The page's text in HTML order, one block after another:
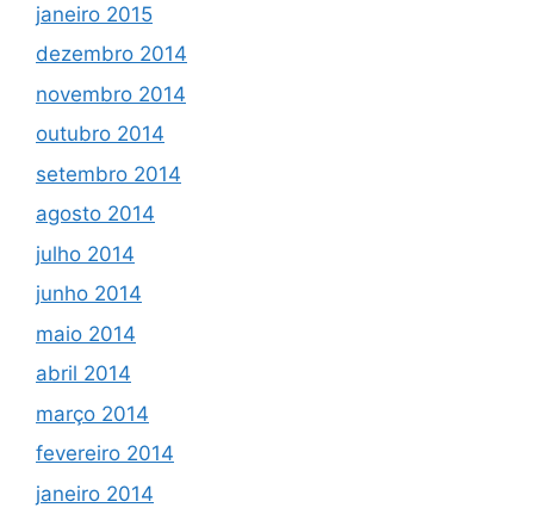
janeiro 2015
dezembro 2014
novembro 2014
outubro 2014
setembro 2014
agosto 2014
julho 2014
junho 2014
maio 2014
abril 2014
março 2014
fevereiro 2014
janeiro 2014